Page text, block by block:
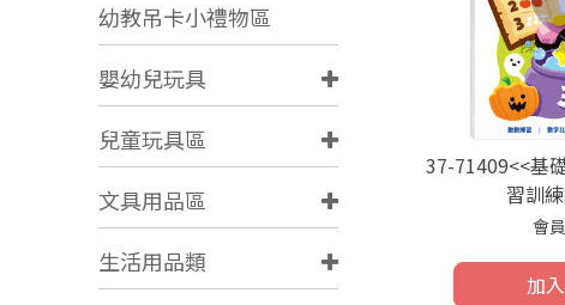
幼教吊卡小禮物區
嬰幼兒玩具
兒童玩具區
文具用品區
生活用品類
37-71409<<基
習訓
會
加